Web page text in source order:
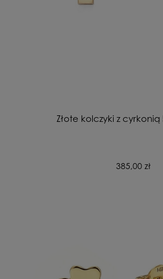
Złote kolczyki z cyrkonią
385,00 zł